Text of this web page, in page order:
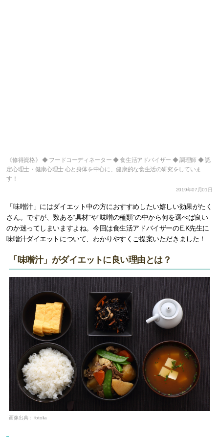
《修得資格》 ◆ フードコーディネーター ◆ 食生活アドバイザー ◆ 調理師 ◆ 認
定心理士・健康心理士 心と身体を中心に、健康的な食生活の研究をしていま
す！
2019年07月01日
「味噌汁」にはダイエット中の方におすすめしたい嬉しい効果がたく
さん。ですが、数ある“具材”や“味噌の種類”の中から何を選べば良い
のか迷ってしまいますよね。今回は食生活アドバイザーのE.K先生に
味噌汁ダイエットについて、わかりやすくご提案いただきました！
「味噌汁」がダイエットに良い理由とは？
画像出典： fotolia